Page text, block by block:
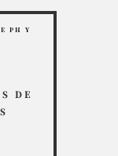
PH Y
DE